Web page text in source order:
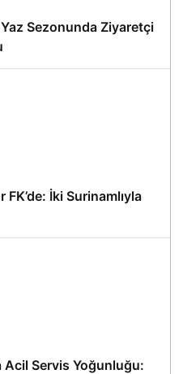
Sezonunda Ziyaretçi
İki Surinamlıyla
Acil Servis Yoğunluğu: